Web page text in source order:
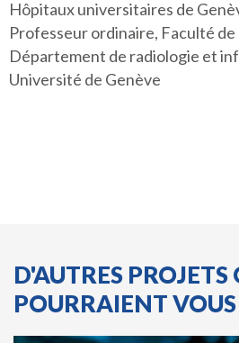
Hôpitaux universitaires de
Professeur ordinaire, Faculté de
Département de radiologie et
Université de Genève
D'AUTRES PROJETS
POURRAIENT